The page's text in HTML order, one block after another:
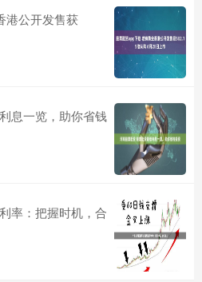
港公开发售获
息一览，助你省钱
率：把握时机，合